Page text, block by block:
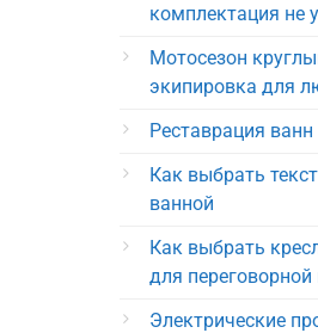
комплектация не
Мотосезон
экипировка для
Реставрация
Как выбрать
ванной
Как выбрать
для
Электрические